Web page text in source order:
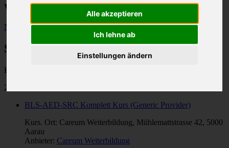
Alle akzeptieren
Ich lehne ab
Einstellungen ändern
Weiterbildungen im Gesundheitswesen
Neue Suche
Suchresultate
Kategorie: "
253 Treffer
BLS-AED-SRC Komplett Kurs (Generic Provider)
Kurs. Ort: Careum Weiterbildung, Mühlemattstrasse 42, 5000
Aarau
Anbieter: Careum Weiterbildung